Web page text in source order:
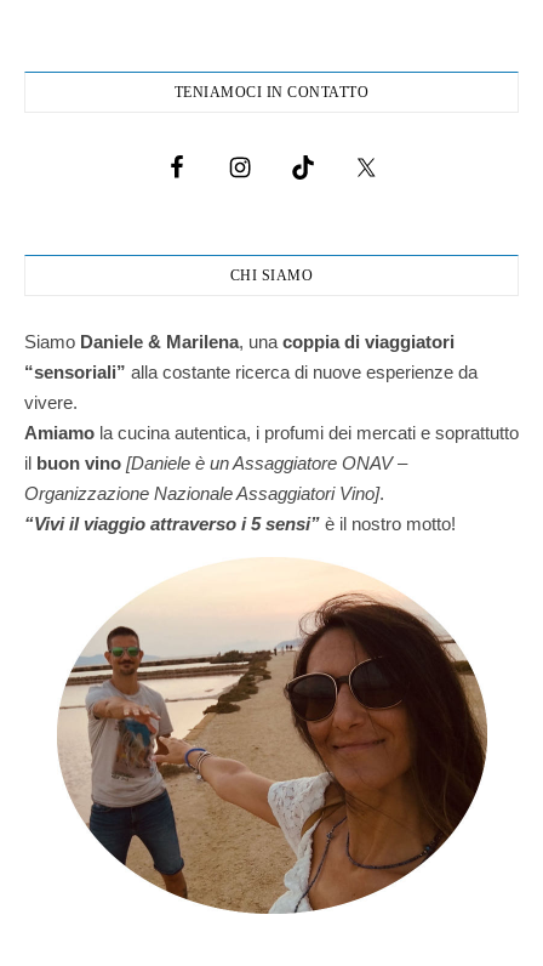
TENIAMOCI IN CONTATTO
CHI SIAMO
Siamo Daniele & Marilena, una coppia di viaggiatori
“sensoriali” alla costante ricerca di nuove esperienze da
vivere.
Amiamo la cucina autentica, i profumi dei mercati e soprattutto
il buon vino [Daniele è un Assaggiatore ONAV –
Organizzazione Nazionale Assaggiatori Vino].
“Vivi il viaggio attraverso i 5 sensi” è il nostro motto!